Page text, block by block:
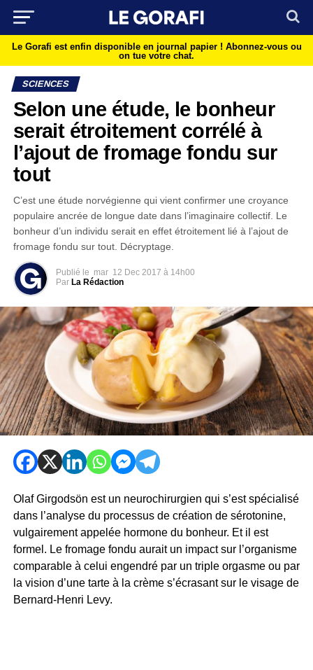
Le Gorafi est enfin disponible en journal papier ! Abonnez-vous ou
on tue votre chat.
SCIENCES
Selon une étude, le bonheur
serait étroitement corrélé à
l’ajout de fromage fondu sur
tout
C’est une étude norvégienne qui vient confirmer une croyance
populaire ancrée de longue date dans l’imaginaire collectif. Le
bonheur d’un individu serait en effet étroitement lié à l’ajout de
fromage fondu sur tout. Décryptage.
Publié le mar 12 Dec 2017 à 14h00
Par La Rédaction
Olaf Girgodsön est un neurochirurgien qui s’est spécialisé
dans l’analyse du processus de création de sérotonine,
vulgairement appelée hormone du bonheur. Et il est
formel. Le fromage fondu aurait un impact sur l’organisme
comparable à celui engendré par un triple orgasme ou par
la vision d’une tarte à la crème s’écrasant sur le visage de
Bernard-Henri Levy.